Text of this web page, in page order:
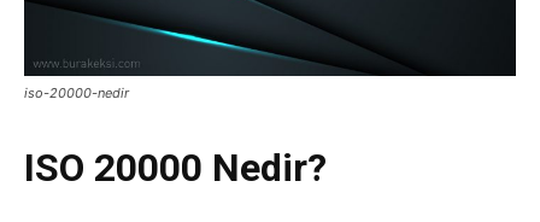
iso-20000-nedir
ISO 20000 Nedir?